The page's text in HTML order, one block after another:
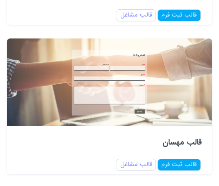
قالب ثبت فرم قالب مشاغل
قالب مهسان
قالب ثبت فرم قالب مشاغل